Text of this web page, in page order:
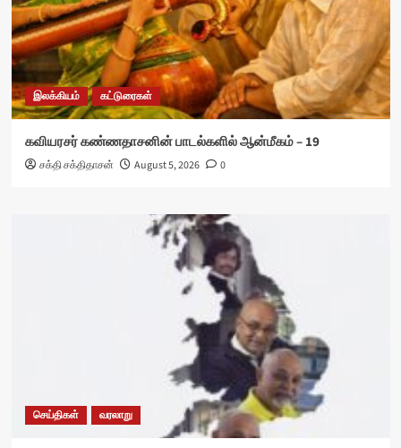
இலக்கியம் கட்டுரைகள்
கவியரசர் கண்ணதாசனின் பாடல்களில் ஆன்மீகம் – 19
சக்தி சக்திதாசன் August 5, 2026 0
செய்திகள் வரலாறு